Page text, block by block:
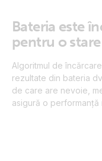
Bateria este
pentru o
Algoritmul de
rezultate din bateria
de care are nevoie,
asigură o performanță